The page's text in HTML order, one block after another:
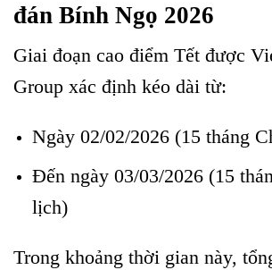
đán Bính Ngọ 2026
Giai đoạn cao điểm Tết được
Group xác định kéo dài từ:
Ngày 02/02/2026 (15 tháng
Đến ngày 03/03/2026 (15
lịch)
Trong khoảng thời gian này,